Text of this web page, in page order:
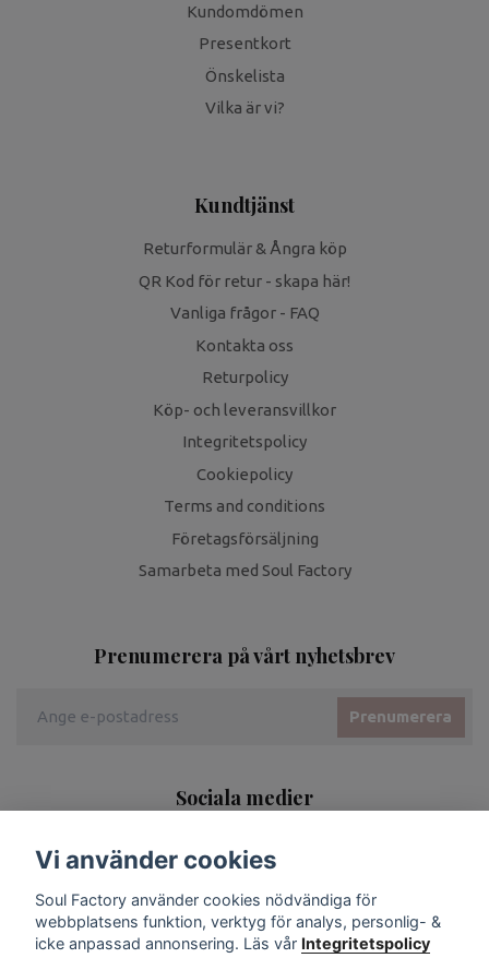
Kundomdömen
Presentkort
Önskelista
Vilka är vi?
Kundtjänst
Returformulär & Ångra köp
QR Kod för retur - skapa här!
Vanliga frågor - FAQ
Kontakta oss
Returpolicy
Köp- och leveransvillkor
Integritetspolicy
Cookiepolicy
Terms and conditions
Företagsförsäljning
Samarbeta med Soul Factory
Prenumerera på vårt nyhetsbrev
Prenumerera
Sociala medier
Vi använder cookies
Soul Factory använder cookies nödvändiga för
webbplatsens funktion, verktyg för analys, personlig- &
icke anpassad annonsering. Läs vår Integritetspolicy